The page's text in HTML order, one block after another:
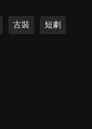
古裝 短劇